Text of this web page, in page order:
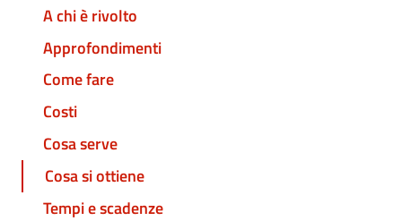
A chi è rivolto
Approfondimenti
Come fare
Costi
Cosa serve
Cosa si ottiene
Tempi e scadenze